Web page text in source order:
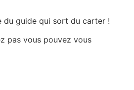
du guide qui sort du carter !
pas vous pouvez vous